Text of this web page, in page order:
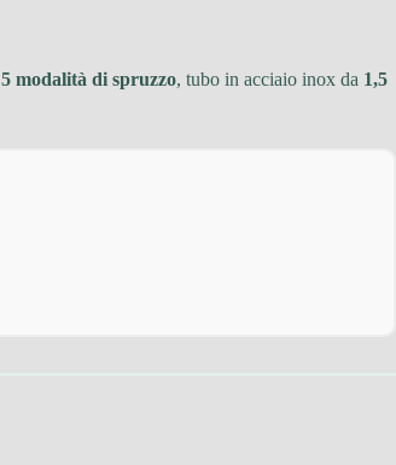
5 modalità di spruzzo, tubo in acciaio inox da 1,5